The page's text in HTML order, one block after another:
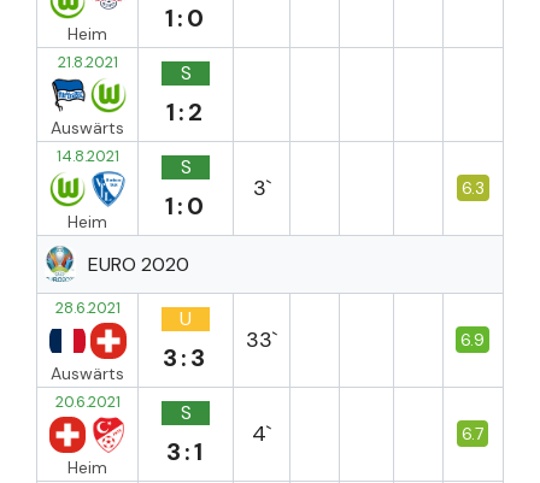
Heim 1:0
21.8.2021
Auswärts
S
1:2
14.8.2021
Heim
S
1:0
3` 6.3
EURO 2020
28.6.2021
Auswärts
U
3:3
33` 6.9
20.6.2021
Heim
S
3:1
4` 6.7